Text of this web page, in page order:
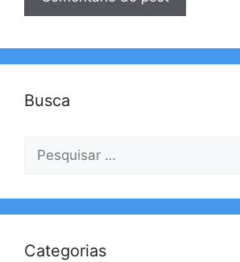
Busca
Pesquisar
Categorias